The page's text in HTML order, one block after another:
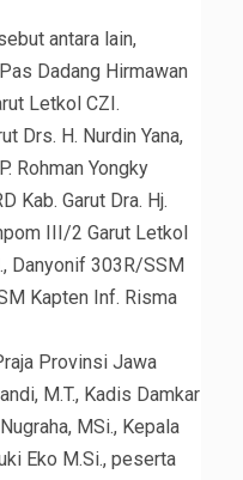
antara lain,
Dadang Hirmawan
Letkol CZI.
Drs. H. Nurdin Yana,
Rohman Yongky
Kab. Garut Dra. Hj.
III/2 Garut Letkol
Danyonif 303R/SSM
Kapten Inf. Risma
Provinsi Jawa
M.T., Kadis Damkar
MSi., Kepala
Eko M.Si., peserta